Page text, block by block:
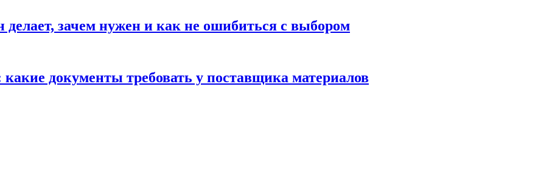
делает, зачем нужен и как не ошибиться с выбором
документы требовать у поставщика материалов